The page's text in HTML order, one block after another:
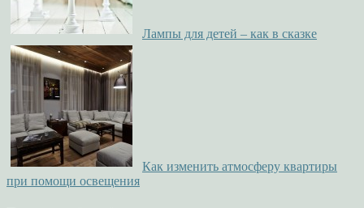
Лампы для детей – как в сказке
Как изменить атмосферу квартиры
при помощи освещения